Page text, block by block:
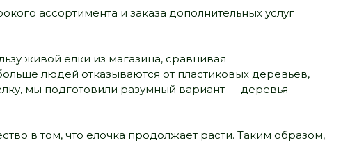
ассортимента и заказа дополнительных услуг
живой елки из магазина, сравнивая
людей отказываются от пластиковых деревьев,
мы подготовили разумный вариант — деревья
в том, что елочка продолжает расти. Таким образом,